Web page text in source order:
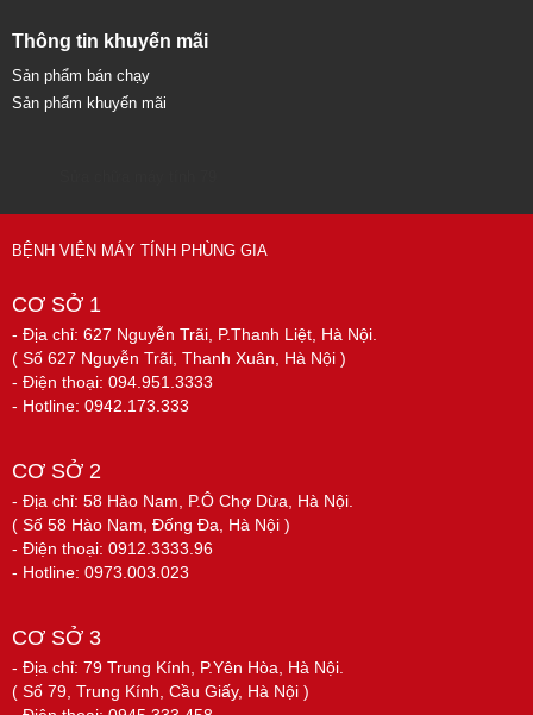
Thông tin khuyến mãi
Sản phẩm bán chạy
Sản phẩm khuyến mãi
BỆNH VIỆN MÁY TÍNH PHÙNG GIA
CƠ SỞ 1
- Địa chỉ: 627 Nguyễn Trãi, P.Thanh Liệt, Hà Nội.
( Số 627 Nguyễn Trãi, Thanh Xuân, Hà Nội )
- Điện thoại: 094.951.3333
- Hotline: 0942.173.333
CƠ SỞ 2
- Địa chỉ: 58 Hào Nam, P.Ô Chợ Dừa, Hà Nội.
( Số 58 Hào Nam, Đống Đa, Hà Nội )
- Điện thoại: 0912.3333.96
- Hotline: 0973.003.023
CƠ SỞ 3
- Địa chỉ: 79 Trung Kính, P.Yên Hòa, Hà Nội.
( Số 79, Trung Kính, Cầu Giấy, Hà Nội )